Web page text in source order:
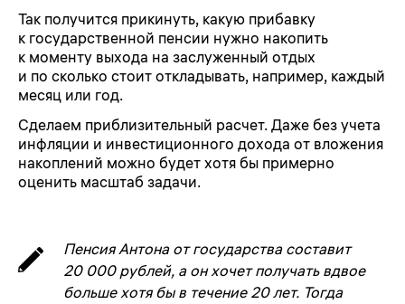
Так получится прикинуть, какую прибавку
к государственной пенсии нужно накопить
к моменту выхода на заслуженный отдых
и по сколько стоит откладывать, например, каждый
месяц или год.
Сделаем приблизительный расчет. Даже без учета
инфляции и инвестиционного дохода от вложения
накоплений можно будет хотя бы примерно
оценить масштаб задачи.
Пенсия Антона от государства составит
20 000 рублей, а он хочет получать вдвое
больше хотя бы в течение 20 лет. Тогда